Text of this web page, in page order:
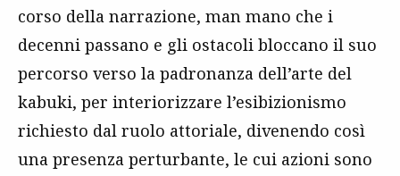
corso della narrazione, man mano che i
decenni passano e gli ostacoli bloccano il suo
percorso verso la padronanza dell’arte del
kabuki, per interiorizzare l’esibizionismo
richiesto dal ruolo attoriale, divenendo così
una presenza perturbante, le cui azioni sono